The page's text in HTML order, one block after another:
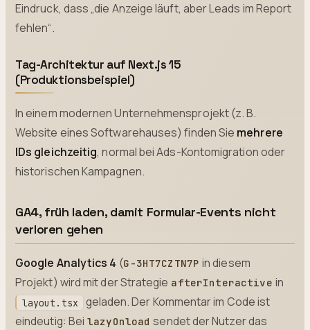
Eindruck, dass „die Anzeige läuft, aber Leads im Report
fehlen“.
Tag-Architektur auf Next.js 15
(Produktionsbeispiel)
In einem modernen Unternehmensprojekt (z. B.
Website eines Softwarehauses) finden Sie mehrere
IDs gleichzeitig, normal bei Ads-Kontomigration oder
historischen Kampagnen.
GA4, früh laden, damit Formular-Events nicht
verloren gehen
Google Analytics 4 (G-3HT7CZTN7P in diesem
Projekt) wird mit der Strategie afterInteractive in
layout.tsx
geladen. Der Kommentar im Code ist
eindeutig: Bei lazyOnload sendet der Nutzer das